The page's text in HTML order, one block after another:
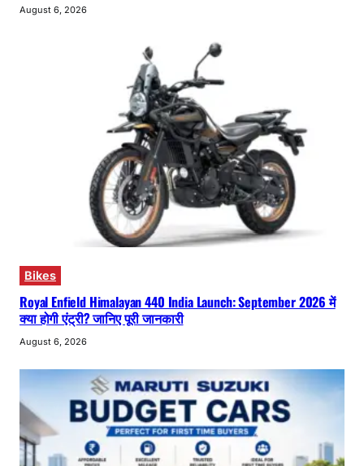
August 6, 2026
Bikes
Royal Enfield Himalayan 440 India Launch: September 2026 में
क्या होगी एंट्री? जानिए पूरी जानकारी
August 6, 2026